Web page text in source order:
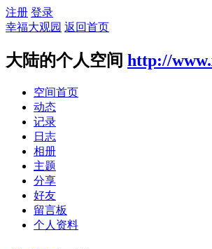
注册 登录
幸福大观园 返回首页
大陆的个人空间 http://
空间首页
动态
记录
日志
相册
主题
分享
好友
留言板
个人资料